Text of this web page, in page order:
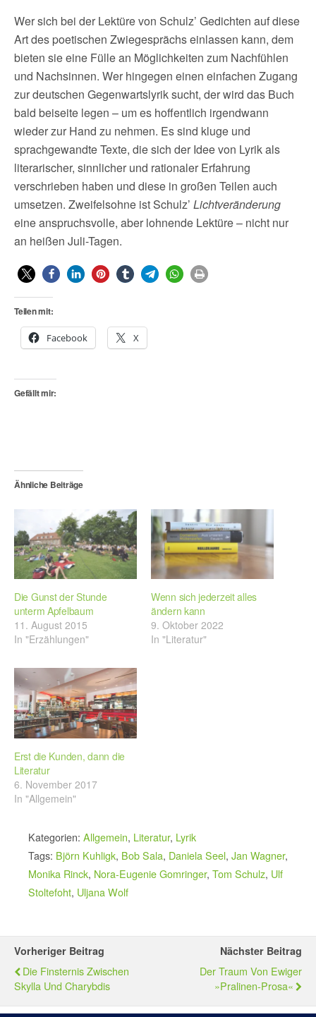
Wer sich bei der Lektüre von Schulz’ Gedichten auf diese
Art des poetischen Zwiegesprächs einlassen kann, dem
bieten sie eine Fülle an Möglichkeiten zum Nachfühlen
und Nachsinnen. Wer hingegen einen einfachen Zugang
zur deutschen Gegenwartslyrik sucht, der wird das Buch
bald beiseite legen – um es hoffentlich irgendwann
wieder zur Hand zu nehmen. Es sind kluge und
sprachgewandte Texte, die sich der Idee von Lyrik als
literarischer, sinnlicher und rationaler Erfahrung
verschrieben haben und diese in großen Teilen auch
umsetzen. Zweifelsohne ist Schulz’ Lichtveränderung
eine anspruchsvolle, aber lohnende Lektüre – nicht nur
an heißen Juli-Tagen.
Teilen mit:
Facebook X
Gefällt mir:
Ähnliche Beiträge
Die Gunst der Stunde
unterm Apfelbaum
11. August 2015
In "Erzählungen"
Wenn sich jederzeit alles
ändern kann
9. Oktober 2022
In "Literatur"
Erst die Kunden, dann die
Literatur
6. November 2017
In "Allgemein"
Kategorien: Allgemein, Literatur, Lyrik
Tags: Björn Kuhligk, Bob Sala, Daniela Seel, Jan Wagner,
Monika Rinck, Nora-Eugenie Gomringer, Tom Schulz, Ulf
Stoltefoht, Uljana Wolf
Vorheriger Beitrag
Die Finsternis Zwischen
Skylla Und Charybdis
Nächster Beitrag
Der Traum Von Ewiger
»Pralinen-Prosa«